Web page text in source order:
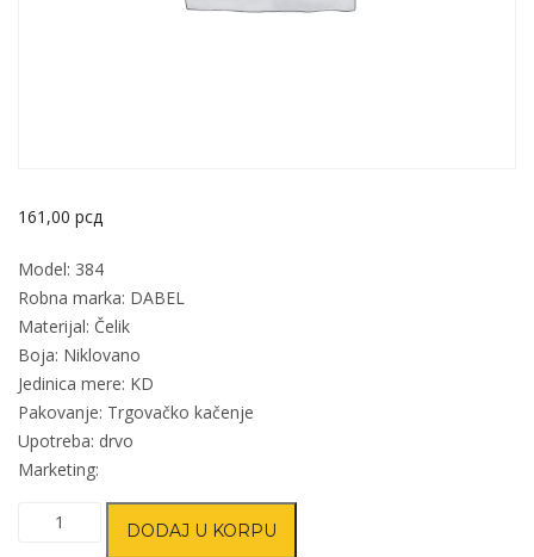
161,00 рсд
Model: 384
Robna marka: DABEL
Materijal: Čelik
Boja: Niklovano
Jedinica mere: KD
Pakovanje: Trgovačko kačenje
Upotreba: drvo
Marketing:
DODAJ U KORPU